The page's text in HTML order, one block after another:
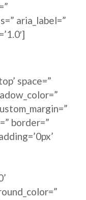
aria_label=”
space=”
border=”